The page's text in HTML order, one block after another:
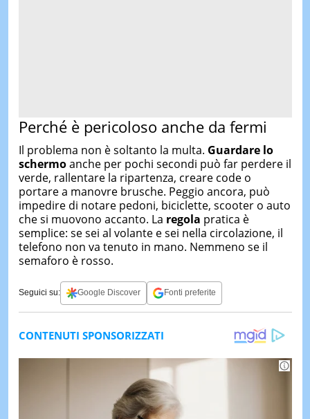
Perché è pericoloso anche da fermi
Il problema non è soltanto la multa. Guardare lo
schermoanche per pochi secondi può far perdere il
verde, rallentare la ripartenza, creare code o
portare a manovre brusche. Peggio ancora, può
impedire di notare pedoni, biciclette, scooter o auto
che si muovono accanto. La regola pratica è
semplice: se sei al volante e sei nella circolazione, il
telefono non va tenuto in mano. Nemmeno se il
semaforo è rosso.
Seguici su: Google Discover Fonti preferite